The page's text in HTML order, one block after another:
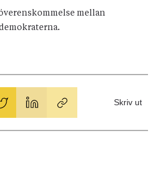
mellan
Skriv ut